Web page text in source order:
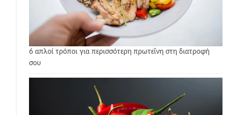
6 απλοί τρόποι για περισσότερη πρωτεΐνη στη διατροφή
σου